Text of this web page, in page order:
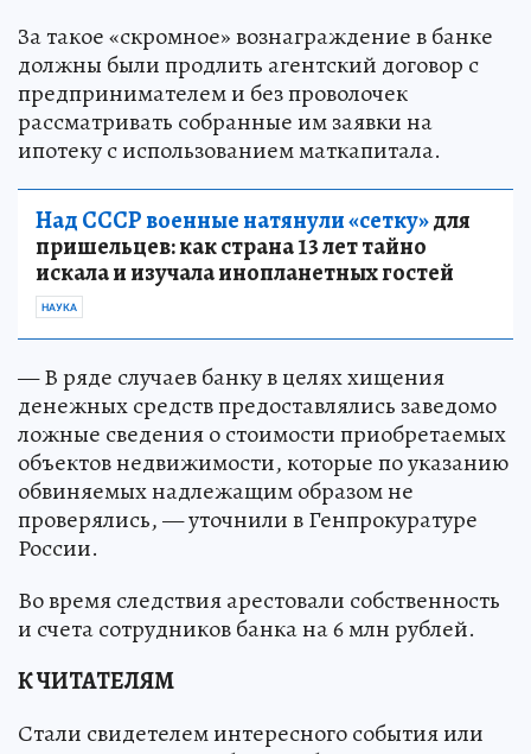
За такое «скромное» вознаграждение в банке
должны были продлить агентский договор с
предпринимателем и без проволочек
рассматривать собранные им заявки на
ипотеку с использованием маткапитала.
Над СССР военные натянули «сетку»для
пришельцев: как страна 13 лет тайно
искала и изучала инопланетных гостей
НАУКА
— В ряде случаев банку в целях хищения
денежных средств предоставлялись заведомо
ложные сведения о стоимости приобретаемых
объектов недвижимости, которые по указанию
обвиняемых надлежащим образом не
проверялись, — уточнили в Генпрокуратуре
России.
Во время следствия арестовали собственность
и счета сотрудников банка на 6 млн рублей.
К ЧИТАТЕЛЯМ
Стали свидетелем интересного события или